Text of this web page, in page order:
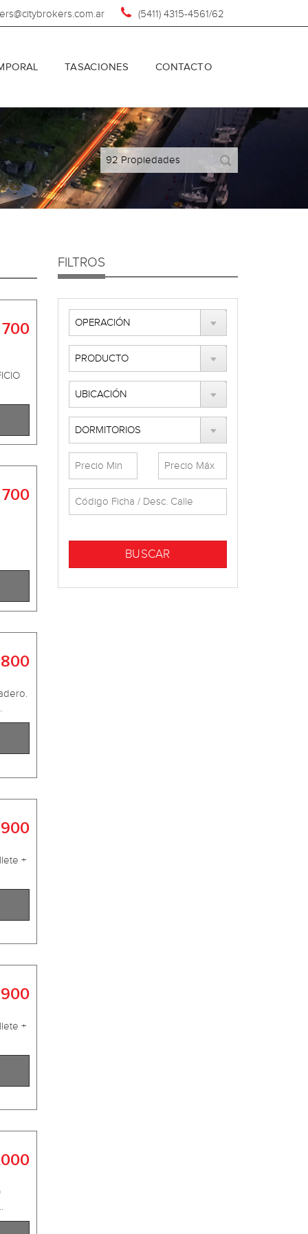
(5411) 4315-4561/62
TASACIONES CONTACTO
FILTROS
+
+